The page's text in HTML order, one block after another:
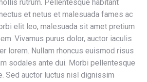
rutrum. Pellentesque habitant
et netus et malesuada fames ac
elit leo, malesuada sit amet pretium
Vivamus purus dolor, auctor iaculis
lorem. Nullam rhoncus euismod risus
sodales ante dui. Morbi pellentesque
Sed auctor luctus nisl dignissim